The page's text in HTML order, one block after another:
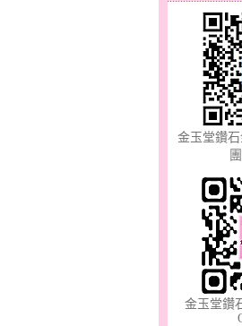
甜心女
幸福洋
金玉堂鑽
金玉堂鑽